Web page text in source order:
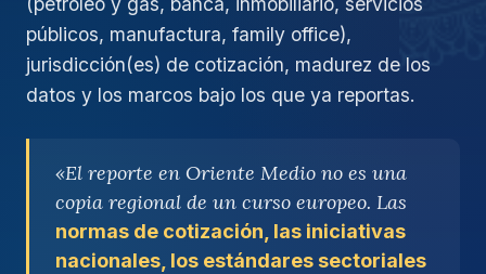
públicos, manufactura, family office),
jurisdicción(es) de cotización, madurez de los
datos y los marcos bajo los que ya reportas.
«El reporte en Oriente Medio no es una
copia regional de un curso europeo. Las
normas de cotización, las iniciativas
nacionales, los estándares sectoriales